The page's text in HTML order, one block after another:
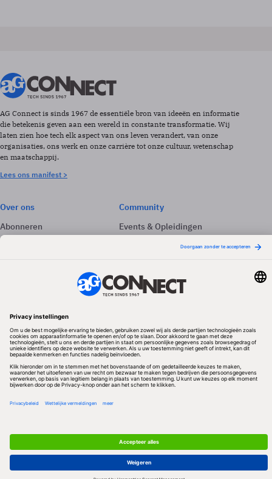
AG Connect is sinds 1967 de essentiële bron van ideeën en informatie
die betekenis geven aan een wereld in constante transformatie. Wij
laten zien hoe tech elk aspect van ons leven verandert, van onze
organisaties, ons werk en onze carrière tot onze cultuur, wetenschap
en maatschappij.
Lees ons manifest >
Over ons
Abonneren
Adverteren
Community
Events & Opleidingen
Volg ons
Redactionele partner
Algemene Voorwaarden & Copyrights